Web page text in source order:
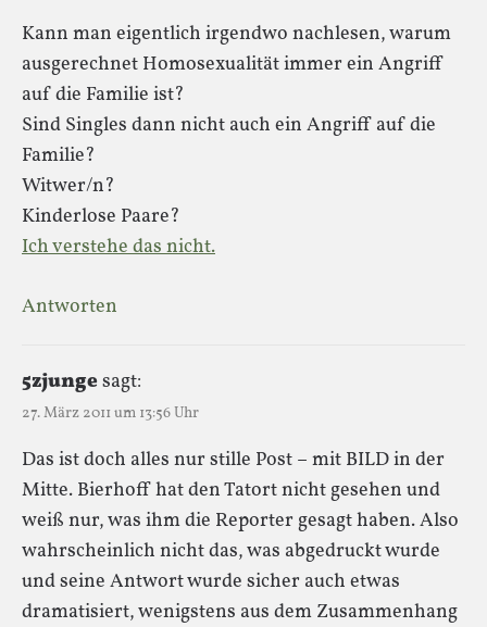
Kann man eigentlich irgendwo nachlesen, warum
ausgerechnet Homosexualität immer ein Angriff
auf die Familie ist?
Sind Singles dann nicht auch ein Angriff auf die
Familie?
Witwer/n?
Kinderlose Paare?
Ich verstehe das nicht.
Antworten
5zjungesagt:
27. März 2011 um 13:56 Uhr
Das ist doch alles nur stille Post – mit BILD in der
Mitte. Bierhoff hat den Tatort nicht gesehen und
weiß nur, was ihm die Reporter gesagt haben. Also
wahrscheinlich nicht das, was abgedruckt wurde
und seine Antwort wurde sicher auch etwas
dramatisiert, wenigstens aus dem Zusammenhang